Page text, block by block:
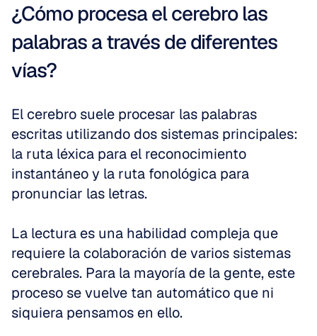
¿Cómo procesa el cerebro las
palabras a través de diferentes
vías?
El cerebro suele procesar las palabras
escritas utilizando dos sistemas principales:
la ruta léxica para el reconocimiento
instantáneo y la ruta fonológica para
pronunciar las letras.
La lectura es una habilidad compleja que
requiere la colaboración de varios sistemas
cerebrales. Para la mayoría de la gente, este
proceso se vuelve tan automático que ni
siquiera pensamos en ello.